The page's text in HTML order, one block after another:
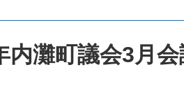
内灘町議会3月